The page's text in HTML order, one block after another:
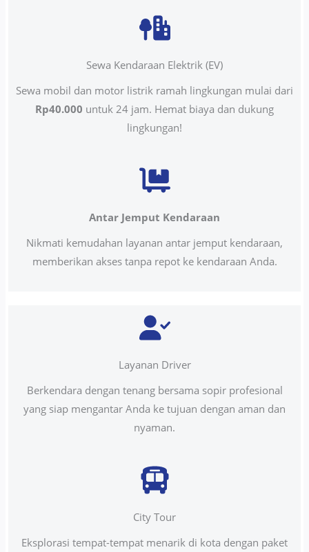
Sewa Kendaraan Elektrik (EV)
Sewa mobil dan motor listrik ramah lingkungan mulai dari
Rp40.000 untuk 24 jam. Hemat biaya dan dukung
lingkungan!
Antar Jemput Kendaraan
Nikmati kemudahan layanan antar jemput kendaraan,
memberikan akses tanpa repot ke kendaraan Anda.
Layanan Driver
Berkendara dengan tenang bersama sopir profesional
yang siap mengantar Anda ke tujuan dengan aman dan
nyaman.
City Tour
Eksplorasi tempat-tempat menarik di kota dengan paket